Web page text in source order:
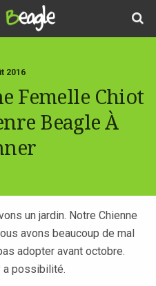
2016
Femelle Chiot
Beagle À
un jardin. Notre Chienne
avons beaucoup de mal
adopter avant octobre.
a possibilité.